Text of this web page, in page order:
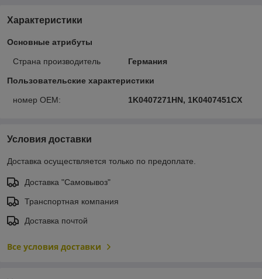
Характеристики
Основные атрибуты
Страна производитель Германия
Пользовательские характеристики
номер OEM: 1K0407271HN, 1K0407451CX
Условия доставки
Доставка осуществляется только по предоплате.
Доставка "Самовывоз"
Транспортная компания
Доставка почтой
Все условия доставки